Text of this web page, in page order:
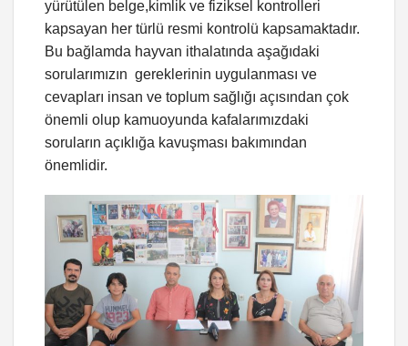
yürütülen belge,kimlik ve fiziksel kontrolleri
kapsayan her türlü resmi kontrolü kapsamaktadır.
Bu bağlamda hayvan ithalatında aşağıdaki
sorularımızın gereklerinin uygulanması ve
cevapları insan ve toplum sağlığı açısından çok
önemli olup kamuoyunda kafalarımızdaki
soruların açıklığa kavuşması bakımından
önemlidir.